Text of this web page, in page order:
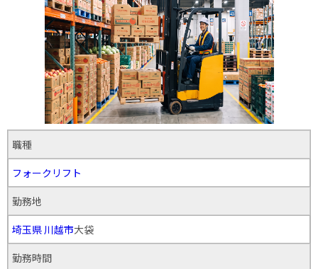
職種
フォークリフト
勤務地
埼玉県 川越市大袋
勤務時間